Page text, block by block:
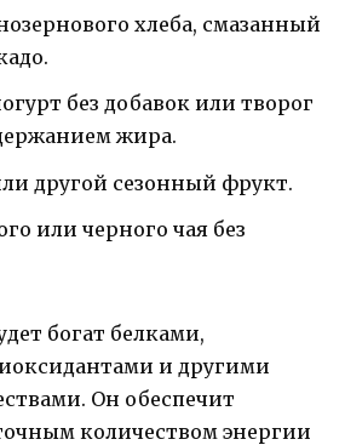
хлеба, смазанный
без добавок или творог
жира.
другой сезонный фрукт.
или черного чая без
богат белками,
и другими
Он обеспечит
количеством энергии